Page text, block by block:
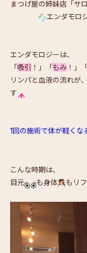
まつげ屋の姉妹店「サ
エンダモロ
エンダモロジーは、
「吸引 ！」「もみ ！」
リンパと血液の流れが
す
1回の施術で体が軽くな
こんな時期は、
目元
も身体 もリ